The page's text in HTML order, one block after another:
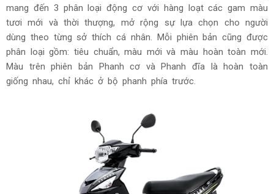
mang đến 3 phân loại động cơ với hàng loạt các gam màu
tươi mới và thời thượng, mở rộng sự lựa chọn cho người
dùng theo từng sở thích cá nhân. Mỗi phiên bản cũng được
phân loại gồm: tiêu chuẩn, màu mới và màu hoàn toàn mới.
Màu trên phiên bản Phanh cơ và Phanh đĩa là hoàn toàn
giống nhau, chỉ khác ở bộ phanh phía trước.